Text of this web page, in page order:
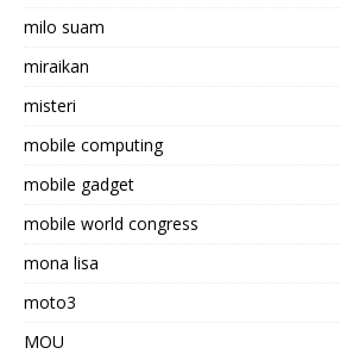
milo suam
miraikan
misteri
mobile computing
mobile gadget
mobile world congress
mona lisa
moto3
MOU